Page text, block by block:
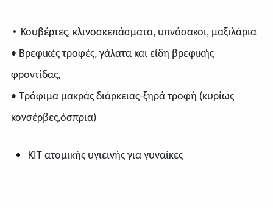
• Κουβέρτες, κλινοσκεπάσματα,υπνόσακοι, μαξιλάρια
• Βρεφικές τροφές, γάλατα και είδη βρεφικής
φροντίδας,
• Τρόφιμα μακράς διάρκειας-ξηρά τροφή (κυρίως
κονσέρβες,όσπρια)
KIT ατομικής υγιεινής για γυναίκες